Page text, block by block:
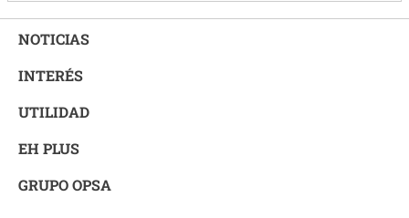
NOTICIAS
INTERÉS
UTILIDAD
EH PLUS
GRUPO OPSA